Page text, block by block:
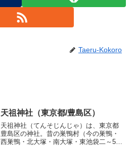
Taeru-Kokoro
天祖神社（東京都/豊島区）
天祖神社（てんそじんじゃ）は、東京都
豊島区の神社。昔の巣鴨村（今の巣鴨・
西巣鴨・北大塚・南大塚・東池袋二～5丁